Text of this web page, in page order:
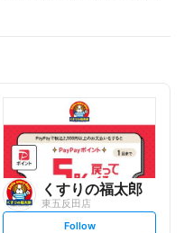
くすりの福太郎
東五反田店
s
Follow